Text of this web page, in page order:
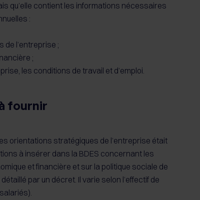
qu’elle contient les informations nécessaires
:
l’entreprise ;
;
les conditions de travail et d’emploi.
fournir
orientations stratégiques de l’entreprise était
à insérer dans la BDES concernant les
et financière et sur la politique sociale de
par un décret. Il varie selon l’effectif de